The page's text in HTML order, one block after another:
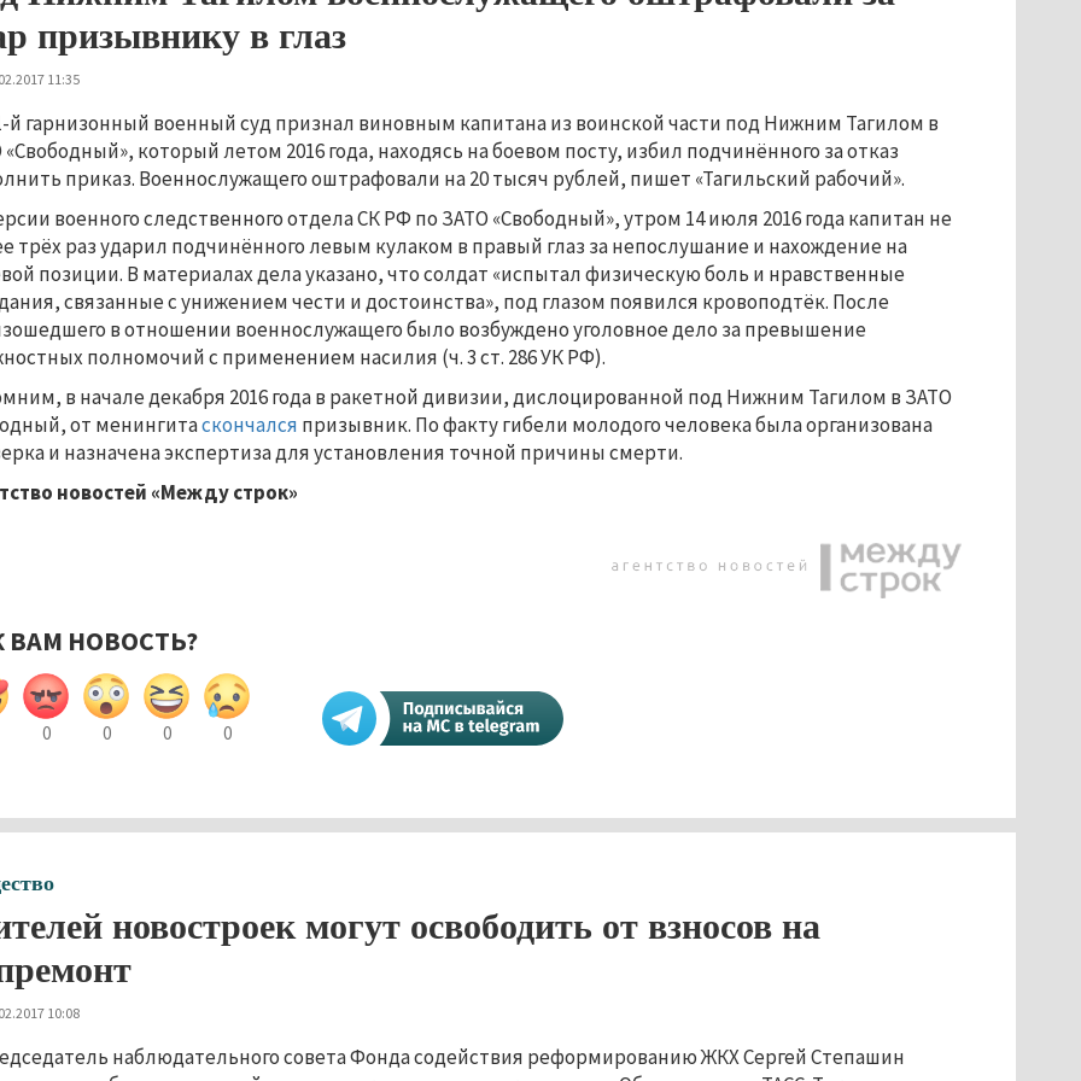
призывнику в глаз
11:35
й гарнизонный военный суд признал виновным капитана из воинской части под Нижним Тагилом в
который летом 2016 года, находясь на боевом посту, избил подчинённого за отказ
приказ. Военнослужащего оштрафовали на 20 тысяч рублей, пишет «Тагильский рабочий».
военного следственного отдела СК РФ по ЗАТО «Свободный», утром 14 июля 2016 года капитан не
трёх раз ударил подчинённого левым кулаком в правый глаз за непослушание и нахождение на
позиции. В материалах дела указано, что солдат «испытал физическую боль и нравственные
связанные с унижением чести и достоинства», под глазом появился кровоподтёк. После
в отношении военнослужащего было возбуждено уголовное дело за превышение
полномочий с применением насилия (ч. 3 ст. 286 УК РФ).
в начале декабря 2016 года в ракетной дивизии, дислоцированной под Нижним Тагилом в ЗАТО
от менингитаскончался призывник. По факту гибели молодого человека была организована
и назначена экспертиза для установления точной причины смерти.
новостей «Между строк»
ВАМ НОВОСТЬ?
0 0 0 0
новостроек могут освободить от взносов на
10:08
наблюдательного совета Фонда содействия реформированию ЖКХ Сергей Степашин